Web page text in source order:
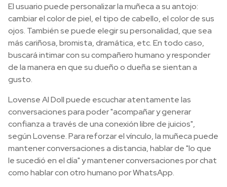
El usuario puede personalizar la muñeca a su antojo:
cambiar el color de piel, el tipo de cabello, el color de sus
ojos. También se puede elegir su personalidad, que sea
más cariñosa, bromista, dramática, etc. En todo caso,
buscará intimar con su compañero humano y responder
de la manera en que su dueño o dueña se sientan a
gusto.
Lovense AI Doll puede escuchar atentamente las
conversaciones para poder "acompañar y generar
confianza a través de una conexión libre de juicios",
según Lovense. Para reforzar el vínculo, la muñeca puede
mantener conversaciones a distancia, hablar de "lo que
le sucedió en el día" y mantener conversaciones por chat
como hablar con otro humano por WhatsApp.